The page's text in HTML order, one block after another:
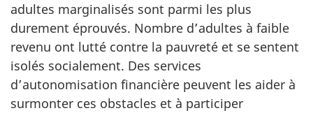
adultes marginalisés sont parmi les plus
durement éprouvés. Nombre d’adultes à faible
revenu ont lutté contre la pauvreté et se sentent
isolés socialement. Des services
d’autonomisation financière peuvent les aider à
surmonter ces obstacles et à participer